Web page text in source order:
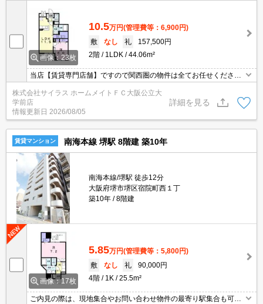
画像：23枚
10.5万円(管理費等：6,900円)
敷
なし 礼
157,500円
2階
1LDK 44.06m²
当店【賃貸専門店舗】ですので関西圏の物件は全てお任せくださ
い！どこにある物件でも当店までお気軽にお問い合わせくださいま
せ♪初期費用がご心配な方はクレジット決済が可能ですので安心して
お部屋探し頂けます。
株式会社サイラス ホームメイトＦＣ大阪公立大
学前店
情報更新日 2026/08/05
詳細を見る
賃貸マンション 南海本線 堺駅 8階建 築10年
南海本線/堺駅 徒歩12分
大阪府堺市堺区宿院町西１丁
築10年
8階建
画像：17枚
5.85万円(管理費等：5,800円)
敷
なし 礼
90,000円
4階
1K 25.5m²
ご内見の際は、現地集合やお問い合わせ物件の最寄り駅集合も可能